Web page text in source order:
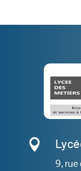

9, rue